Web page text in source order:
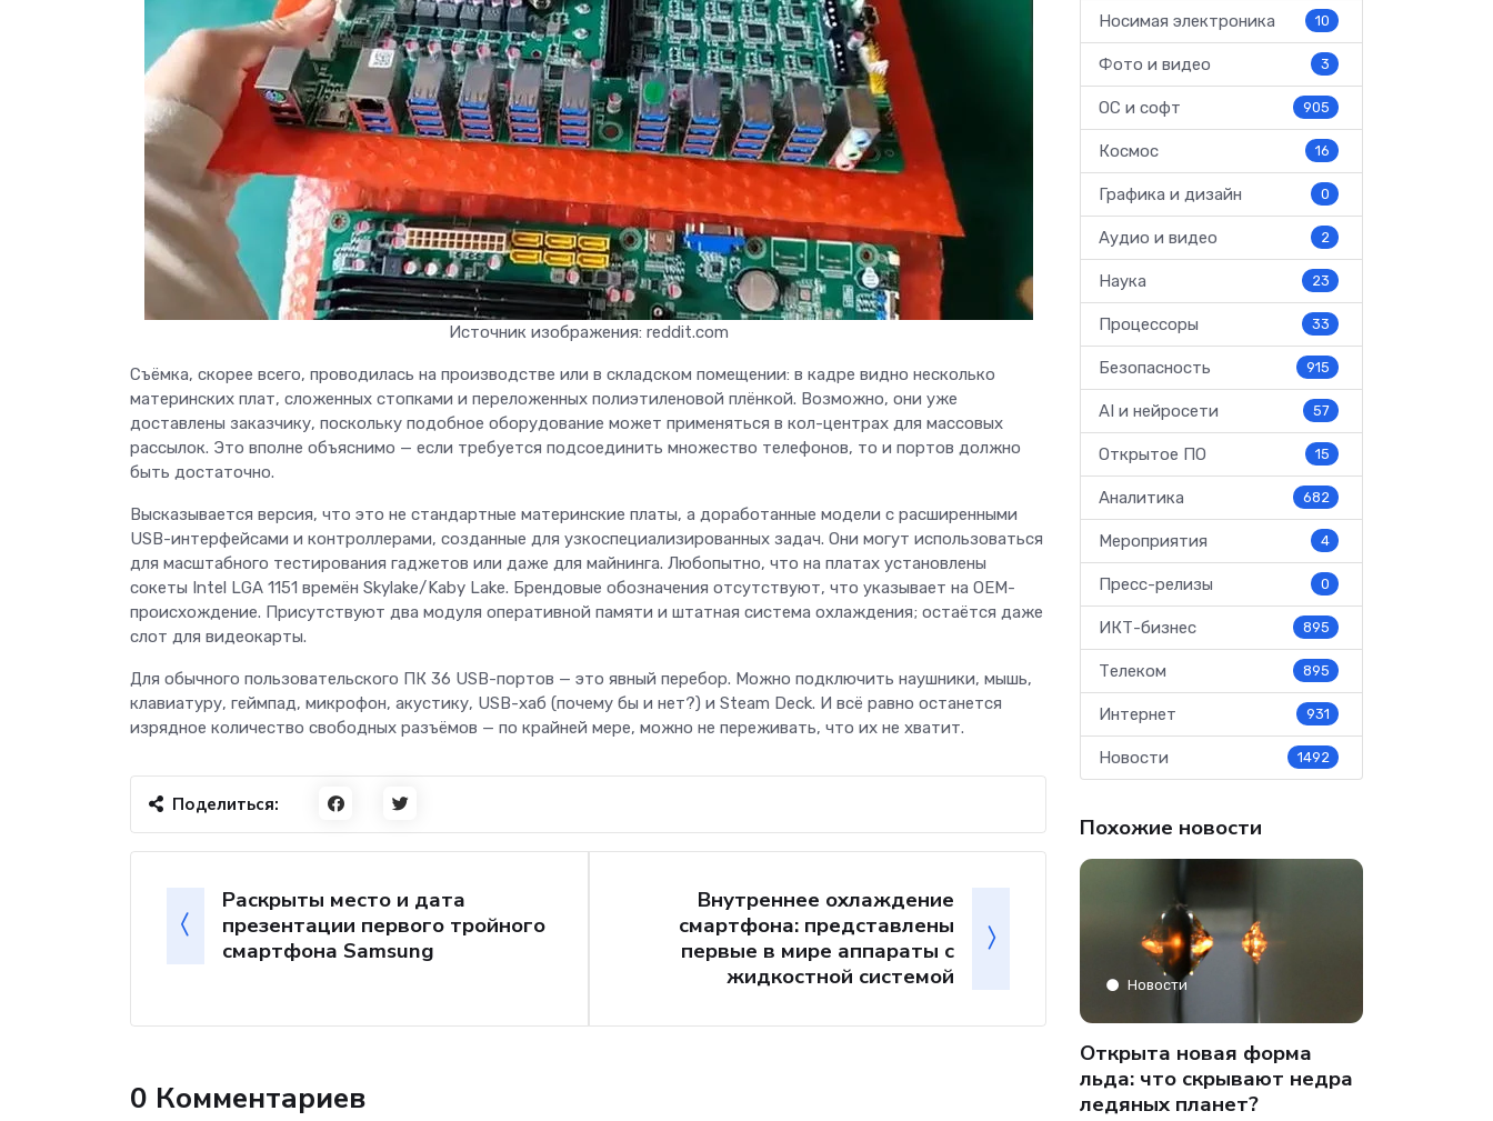
Источник изображения: reddit.com
Съёмка, скорее всего, проводилась на производстве или в складском помещении: в кадре видно несколько
материнских плат, сложенных стопками и переложенных полиэтиленовой плёнкой. Возможно, они уже
доставлены заказчику, поскольку подобное оборудование может применяться в кол-центрах для массовых
рассылок. Это вполне объяснимо — если требуется подсоединить множество телефонов, то и портов должно
быть достаточно.
Высказывается версия, что это не стандартные материнские платы, а доработанные модели с расширенными
USB-интерфейсами и контроллерами, созданные для узкоспециализированных задач. Они могут использоваться
для масштабного тестирования гаджетов или даже для майнинга. Любопытно, что на платах установлены
сокеты Intel LGA 1151 времён Skylake/Kaby Lake. Брендовые обозначения отсутствуют, что указывает на OEM-
происхождение. Присутствуют два модуля оперативной памяти и штатная система охлаждения; остаётся даже
слот для видеокарты.
Для обычного пользовательского ПК 36 USB-портов — это явный перебор. Можно подключить наушники, мышь,
клавиатуру, геймпад, микрофон, акустику, USB-хаб (почему бы и нет?) и Steam Deck. И всё равно останется
изрядное количество свободных разъёмов — по крайней мере, можно не переживать, что их не хватит.
Поделиться:
Раскрыты место и дата
презентации первого тройного
смартфона Samsung
Внутреннее охлаждение
смартфона: представлены
первые в мире аппараты с
жидкостной системой
0 Комментариев
Носимая электроника 10
Фото и видео 3
ОС и софт 905
Космос 16
Графика и дизайн 0
Аудио и видео 2
Наука 23
Процессоры 33
Безопасность 915
AI и нейросети 57
Открытое ПО 15
Аналитика 682
Мероприятия 4
Пресс-релизы 0
ИКТ-бизнес 895
Телеком 895
Интернет 931
Новости 1492
Похожие новости
Телеком Новости
Открыта новая форма
льда: что скрывают недра
ледяных планет?